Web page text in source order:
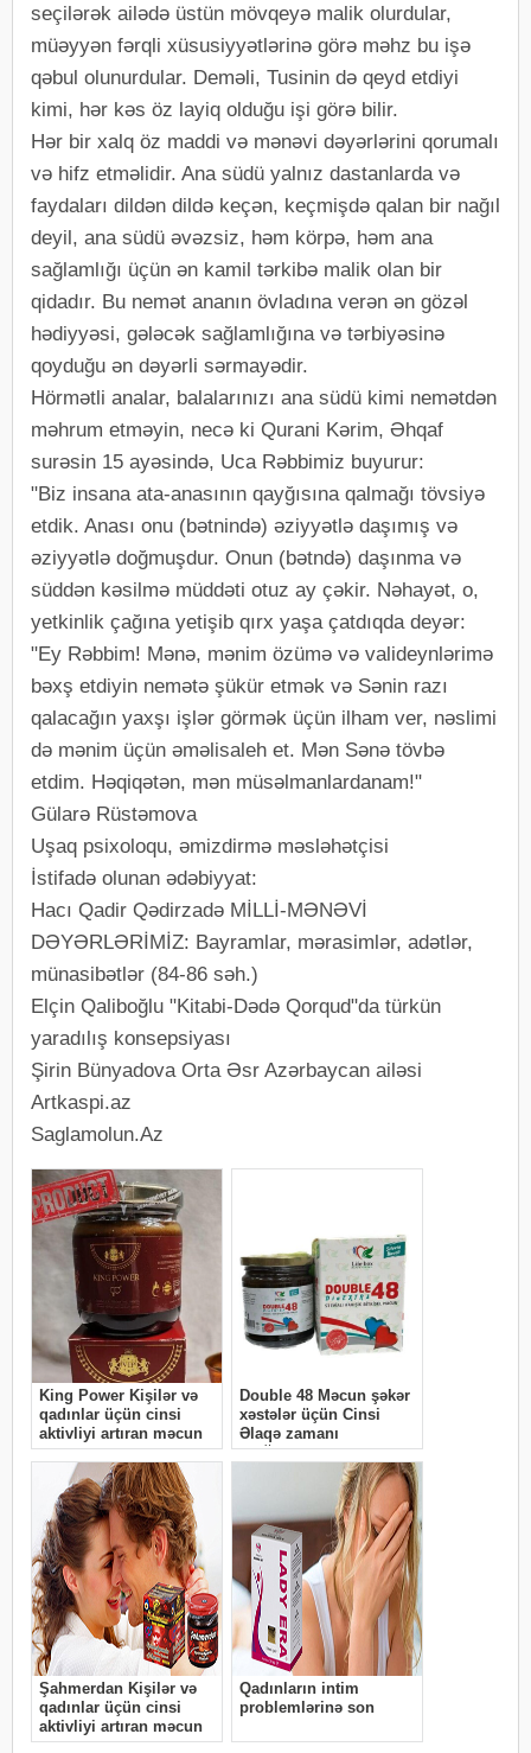
seçilərək ailədə üstün mövqeyə malik olurdular,
müəyyən fərqli xüsusiyyətlərinə görə məhz bu işə
qəbul olunurdular. Deməli, Tusinin də qeyd etdiyi
kimi, hər kəs öz layiq olduğu işi görə bilir.
Hər bir xalq öz maddi və mənəvi dəyərlərini qorumalı
və hifz etməlidir. Ana südü yalnız dastanlarda və
faydaları dildən dildə keçən, keçmişdə qalan bir nağıl
deyil, ana südü əvəzsiz, həm körpə, həm ana
sağlamlığı üçün ən kamil tərkibə malik olan bir
qidadır. Bu nemət ananın övladına verən ən gözəl
hədiyyəsi, gələcək sağlamlığına və tərbiyəsinə
qoyduğu ən dəyərli sərmayədir.
Hörmətli analar, balalarınızı ana südü kimi nemətdən
məhrum etməyin, necə ki Qurani Kərim, Əhqaf
surəsin 15 ayəsində, Uca Rəbbimiz buyurur:
"Biz insana ata-anasının qayğısına qalmağı tövsiyə
etdik. Anası onu (bətnində) əziyyətlə daşımış və
əziyyətlə doğmuşdur. Onun (bətndə) daşınma və
süddən kəsilmə müddəti otuz ay çəkir. Nəhayət, o,
yetkinlik çağına yetişib qırx yaşa çatdıqda deyər:
"Ey Rəbbim! Mənə, mənim özümə və valideynlərimə
bəxş etdiyin nemətə şükür etmək və Sənin razı
qalacağın yaxşı işlər görmək üçün ilham ver, nəslimi
də mənim üçün əməlisaleh et. Mən Sənə tövbə
etdim. Həqiqətən, mən müsəlmanlardanam!"
Gülarə Rüstəmova
Uşaq psixoloqu, əmizdirmə məsləhətçisi
İstifadə olunan ədəbiyyat:
Hacı Qadir Qədirzadə MİLLİ-MƏNƏVİ
DƏYƏRLƏRİMİZ: Bayramlar, mərasimlər, adətlər,
münasibətlər (84-86 səh.)
Elçin Qaliboğlu "Kitabi-Dədə Qorqud"da türkün
yaradılış konsepsiyası
Şirin Bünyadova Orta Əsr Azərbaycan ailəsi
Artkaspi.az
Saglamolun.Az